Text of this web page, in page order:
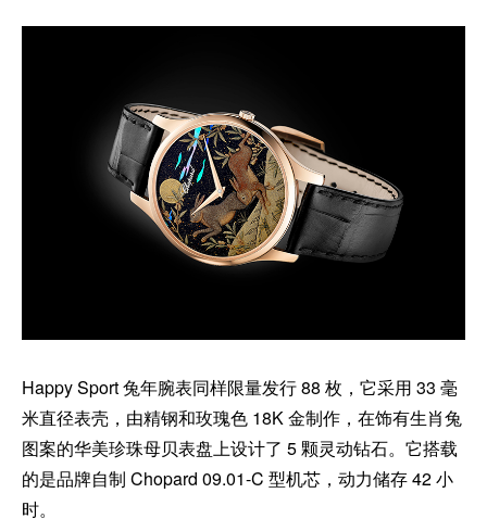
Happy Sport 兔年腕表同样限量发行 88 枚，它采用 33 毫
米直径表壳，由精钢和玫瑰色 18K 金制作，在饰有生肖兔
图案的华美珍珠母贝表盘上设计了 5 颗灵动钻石。它搭载
的是品牌自制 Chopard 09.01-C 型机芯，动力储存 42 小
时。